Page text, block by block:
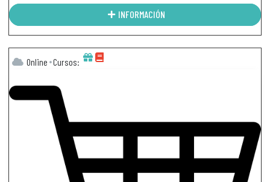
INFORMACIÓN
Online Cursos: